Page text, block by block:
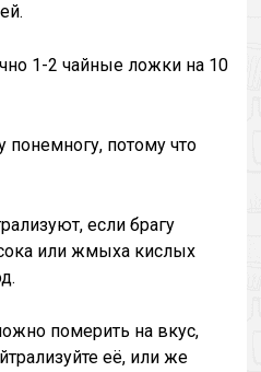
1-2 чайные ложки на 10
понемногу, потому что
если брагу
или жмыха кислых
померить на вкус,
её, или же